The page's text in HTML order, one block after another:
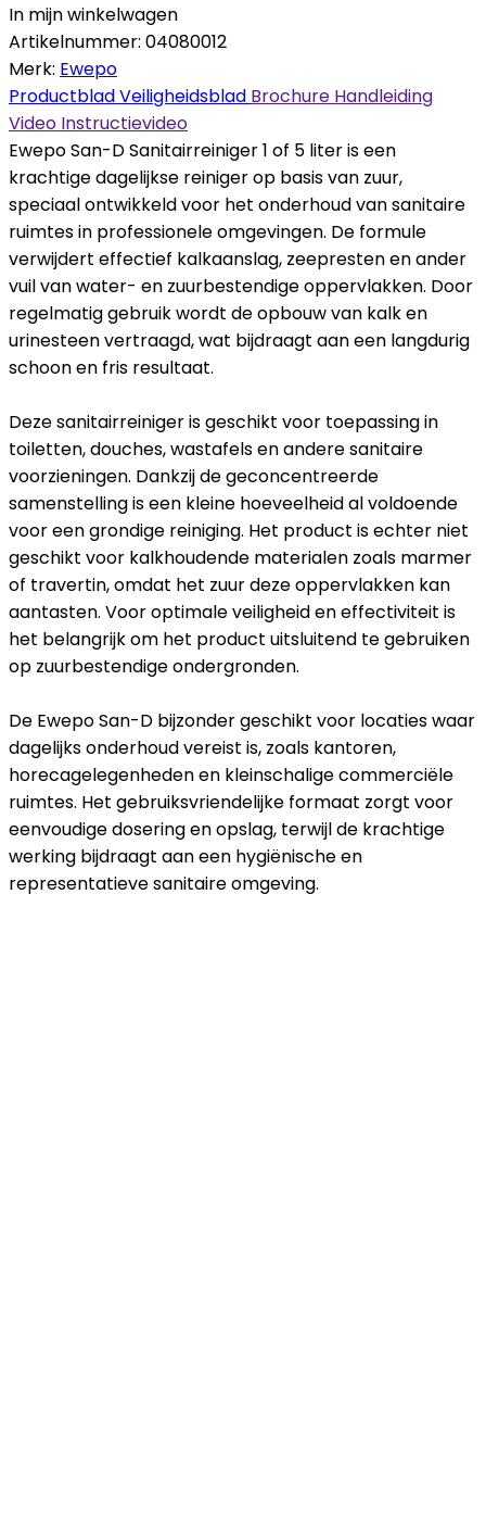
In mijn winkelwagen
Artikelnummer: 04080012
Merk: Ewepo
ProductbladVeiligheidsblad Brochure Handleiding
Video Instructievideo
Ewepo San-D Sanitairreiniger 1 of 5 liter is een
krachtige dagelijkse reiniger op basis van zuur,
speciaal ontwikkeld voor het onderhoud van sanitaire
ruimtes in professionele omgevingen. De formule
verwijdert effectief kalkaanslag, zeepresten en ander
vuil van water- en zuurbestendige oppervlakken. Door
regelmatig gebruik wordt de opbouw van kalk en
urinesteen vertraagd, wat bijdraagt aan een langdurig
schoon en fris resultaat.
Deze sanitairreiniger is geschikt voor toepassing in
toiletten, douches, wastafels en andere sanitaire
voorzieningen. Dankzij de geconcentreerde
samenstelling is een kleine hoeveelheid al voldoende
voor een grondige reiniging. Het product is echter niet
geschikt voor kalkhoudende materialen zoals marmer
of travertin, omdat het zuur deze oppervlakken kan
aantasten. Voor optimale veiligheid en effectiviteit is
het belangrijk om het product uitsluitend te gebruiken
op zuurbestendige ondergronden.
De Ewepo San-D bijzonder geschikt voor locaties waar
dagelijks onderhoud vereist is, zoals kantoren,
horecagelegenheden en kleinschalige commerciële
ruimtes. Het gebruiksvriendelijke formaat zorgt voor
eenvoudige dosering en opslag, terwijl de krachtige
werking bijdraagt aan een hygiënische en
representatieve sanitaire omgeving.